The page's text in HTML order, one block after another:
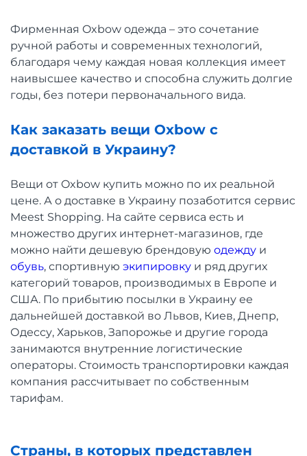
Фирменная Oxbow одежда – это сочетание
ручной работы и современных технологий,
благодаря чему каждая новая коллекция имеет
наивысшее качество и способна служить долгие
годы, без потери первоначального вида.
Как заказать вещи Oxbow с
доставкой в Украину?
Вещи от Oxbow купить можно по их реальной
цене. А о доставке в Украину позаботится сервис
Meest Shopping. На сайте сервиса есть и
множество других интернет-магазинов, где
можно найти дешевую брендовую одежду и
обувь, спортивную экипировку и ряд других
категорий товаров, производимых в Европе и
США. По прибытию посылки в Украину ее
дальнейшей доставкой во Львов, Киев, Днепр,
Одессу, Харьков, Запорожье и другие города
занимаются внутренние логистические
операторы. Стоимость транспортировки каждая
компания рассчитывает по собственным
тарифам.
Страны, в которых представлен